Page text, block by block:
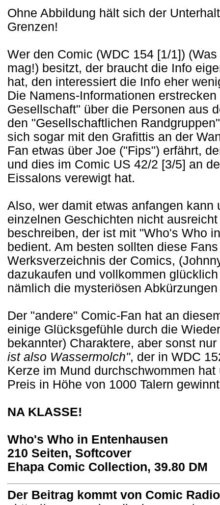
Ohne Abbildung hält sich der
Grenzen!
Wer den Comic (WDC 154 [1/1])
mag!) besitzt, der braucht die Info
hat, den interessiert die Info eher
Die Namens-Informationen
Gesellschaft" über die Personen aus
den "Gesellschaftlichen
sich sogar mit den Grafittis an der
Fan etwas über Joe ("Fips") erfährt,
und dies im Comic US 42/2 [3/5] an
Eissalons verewigt hat.
Also, wer damit etwas anfangen kann
einzelnen Geschichten nicht
beschreiben, der ist mit "Who's Who
bedient. Am besten sollten diese
Werksverzeichnis der Comics,
dazukaufen und vollkommen
nämlich die mysteriösen
Der "andere" Comic-Fan hat an
einige Glücksgefühle durch die
bekannter) Charaktere, aber sonst
ist also Wassermolch", der in WDC
Kerze im Mund durchschwommen
Preis in Höhe von 1000 Talern
NA KLASSE!
Who's Who in Entenhausen
210 Seiten, Softcover
Ehapa Comic Collection, 39.80 DM
Der Beitrag kommt von Comic